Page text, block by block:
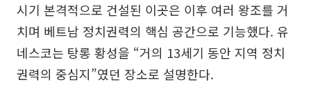
시기 본격적으로 건설된 이곳은 이후 여러 왕조를 거
치며 베트남 정치권력의 핵심 공간으로 기능했다. 유
네스코는 탕롱 황성을 “거의 13세기 동안 지역 정치
권력의 중심지”였던 장소로 설명한다.